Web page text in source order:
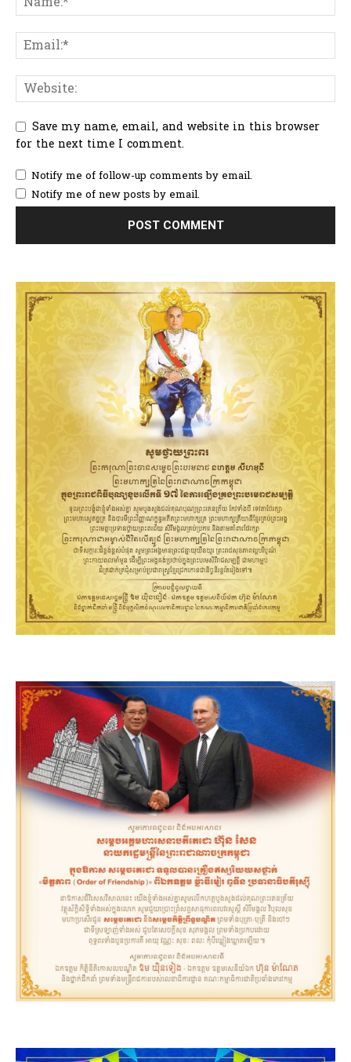
Save my name, email, and website in this browser
for the next time I comment.
Notify me of follow-up comments by email.
Notify me of new posts by email.